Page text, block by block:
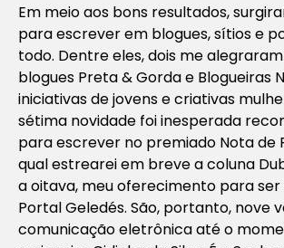
Em meio aos bons resultados,
para escrever em blogues, sítios e
todo. Dentre eles, dois me
blogues Preta & Gorda e Blogueiras
iniciativas de jovens e criativas
sétima novidade foi inesperada
para escrever no premiado Nota de
qual estrearei em breve a coluna
a oitava, meu oferecimento para
Portal Geledés. São, portanto, nove
comunicação eletrônica até o